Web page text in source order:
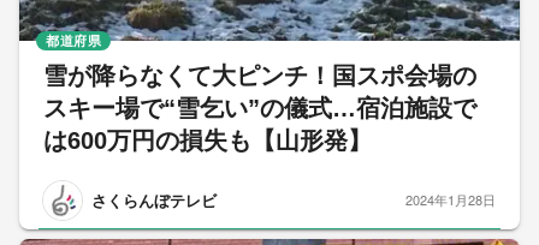
雪が降らなくて大ピンチ！国スポ会場の
スキー場で“雪乞い”の儀式…宿泊施設で
は600万円の損失も【山形発】
さくらんぼテレビ
都道府県
2024年1月28日